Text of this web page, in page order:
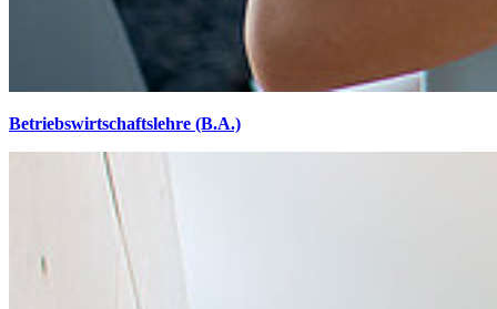
Betriebswirtschaftslehre (B.A.)